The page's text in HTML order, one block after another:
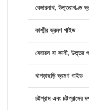
কেদারনাথ, উত্তরাখণ্ড
কাশ্মীর ভ্রমণ গাইড
বেনারস বা কাশী, উত্তর
খাগড়াছড়ি ভ্রমণ গাইড
চট্টগ্রাম এবং চট্টগ্রামের